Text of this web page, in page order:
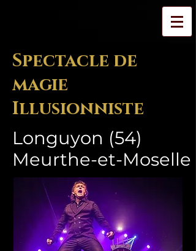
Spectacle de
magie
Illusionniste
Longuyon (54)
Meurthe-et-Moselle